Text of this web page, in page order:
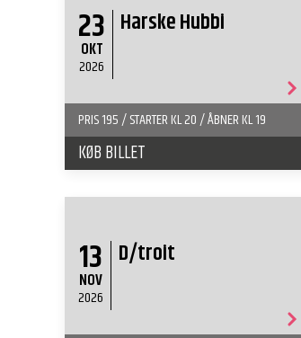
23
OKT
2026
Harske Hubbi
PRIS 195 / STARTER KL 20 / ÅBNER KL 19
KØB BILLET
13
NOV
2026
D/troit